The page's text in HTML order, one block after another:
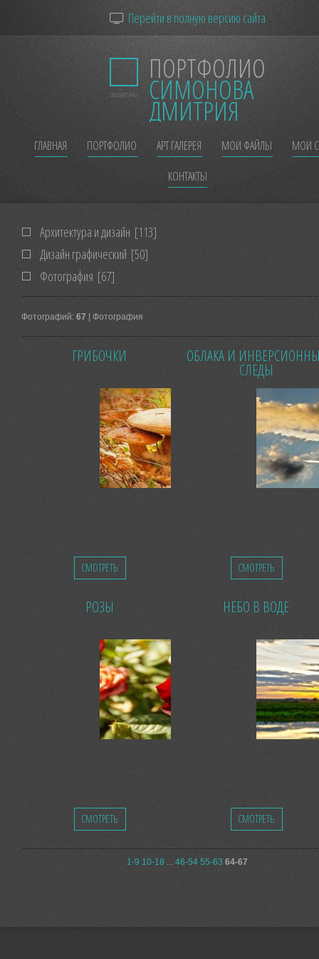
Перейти в полную версию сайта
SDS87.RU
ПОРТФОЛИО
СИМОНОВА
ДМИТРИЯ
ГЛАВНАЯ ПОРТФОЛИО АРТ ГАЛЕРЕЯ МОИ ФАЙЛЫ
МОИ
КОНТАКТЫ
Архитектура и дизайн [113]
Дизайн графический [50]
Фотография [67]
Фотографий: 67 | Фотография
ГРИБОЧКИ
СМОТРЕТЬ
ОБЛАКА И
СЛЕДЫ
СМОТРЕТЬ
РОЗЫ
СМОТРЕТЬ
НЕБО В ВОДЕ
СМОТРЕТЬ
1-9 10-18 ... 46-54 55-63 64-67